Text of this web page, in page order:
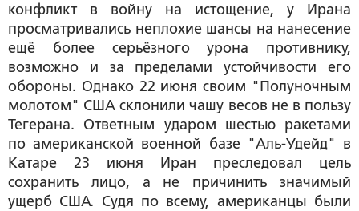
конфликт в войну на истощение, у Ирана
просматривались неплохие шансы на нанесение
ещё более серьёзного урона противнику,
возможно и за пределами устойчивости его
обороны. Однако 22 июня своим "Полуночным
молотом" США склонили чашу весов не в пользу
Тегерана. Ответным ударом шестью ракетами
по американской военной базе "Аль-Удейд" в
Катаре 23 июня Иран преследовал цель
сохранить лицо, а не причинить значимый
ущерб США. Судя по всему, американцы были